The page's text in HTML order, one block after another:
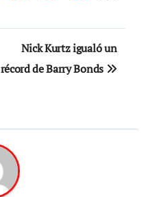
Nick Kurtz igualó un
récord de Barry Bonds